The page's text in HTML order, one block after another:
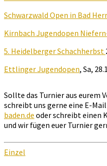
Schwarzwald Open in Bad
Kirnbach Jugendopen
5. Heidelberger Schachherbst
Ettlinger Jugendopen, Sa,
Sollte das Turnier aus eurem
schreibt uns gerne eine E-
baden.de oder schreibt einen
und wir fügen euer Turnier
Einzel